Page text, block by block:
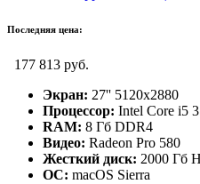
Последняя цена:
177 813 руб.
Экран: 27'' 5120x2880
Процессор: Intel Core i5
RAM: 8 Гб DDR4
Видео: Radeon Pro 580
Жесткий диск: 2000 Гб
ОС: macOS Sierra